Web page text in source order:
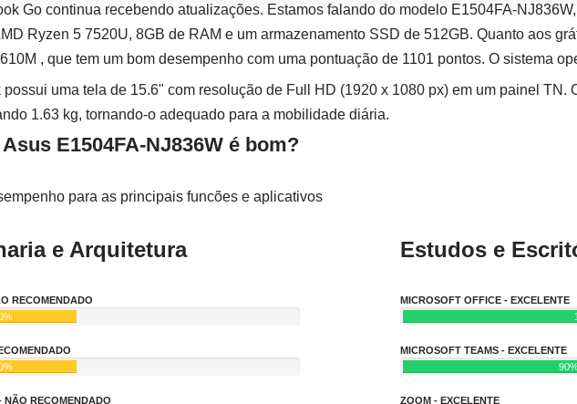
Go continua recebendo atualizações. Estamos falando do modelo E1504FA-
Ryzen 5 7520U, 8GB de RAM e um armazenamento SSD de 512GB. Quanto aos
, que tem um bom desempenho com uma pontuação de 1101 pontos. O sistema
possui uma tela de 15.6" com resolução de Full HD (1920 x 1080 px) em um painel TN.
1.63 kg, tornando-o adequado para a mobilidade diária.
E1504FA-NJ836W é bom?
para as principais funcões e aplicativos
e Arquitetura
RECOMENDADO
NÃO RECOMENDADO
Estudos e
MICROSOFT OFFICE - EXCELENTE
MICROSOFT TEAMS - EXCELENTE
ZOOM - EXCELENTE